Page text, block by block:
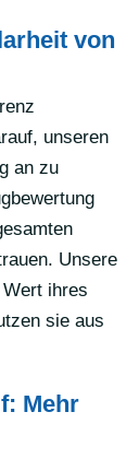
von
unseren
an zu
Unsere
ihres
sie aus
Mehr